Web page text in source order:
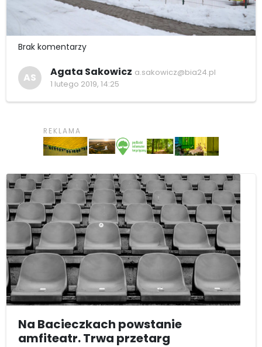
Brak komentarzy
AS Agata Sakowicz a.sakowicz@bia24.pl
1 lutego 2019, 14:25
Na Bacieczkach powstanie
amfiteatr. Trwa przetarg